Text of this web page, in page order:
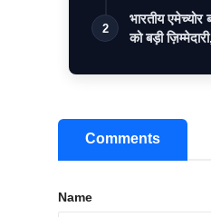
2
भारतीय
को बड़ी
Comments
Name